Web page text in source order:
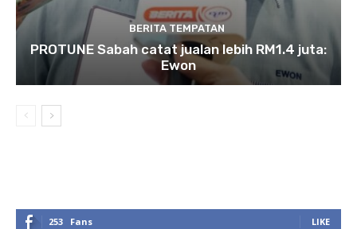
BERITA TEMPATAN
PROTUNE Sabah catat jualan lebih RM1.4 juta:
Ewon
253 Fans LIKE